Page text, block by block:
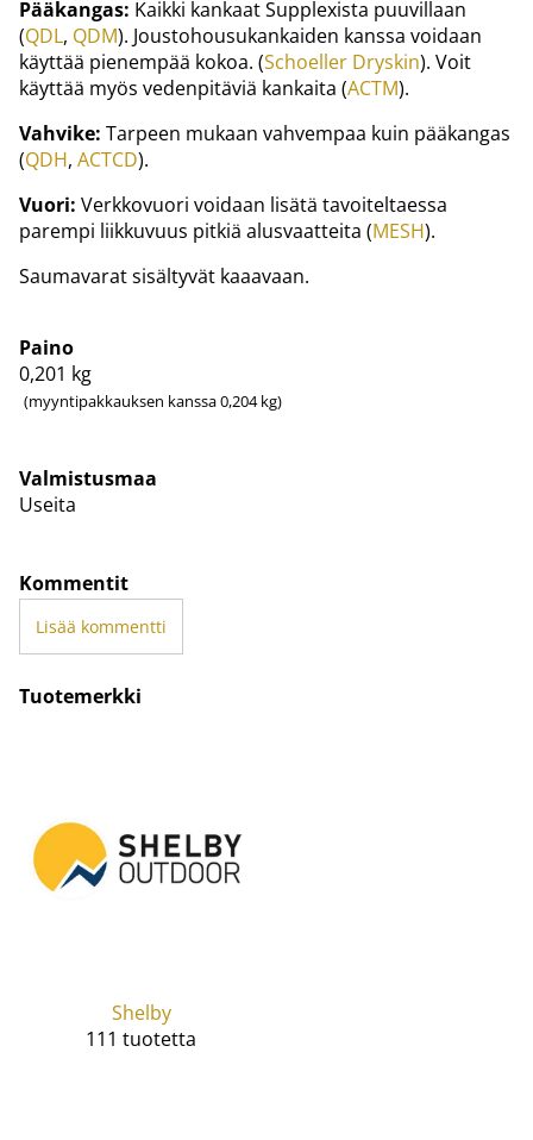
Pääkangas: Kaikki kankaat Supplexista puuvillaan
(QDL, QDM). Joustohousukankaiden kanssa voidaan
käyttää pienempää kokoa. (Schoeller Dryskin). Voit
käyttää myös vedenpitäviä kankaita (ACTM).
Vahvike: Tarpeen mukaan vahvempaa kuin pääkangas
(QDH, ACTCD).
Vuori: Verkkovuori voidaan lisätä tavoiteltaessa
parempi liikkuvuus pitkiä alusvaatteita (MESH).
Saumavarat sisältyvät kaaavaan.
Paino
0,201 kg
(myyntipakkauksen kanssa 0,204 kg)
Valmistusmaa
Useita
Kommentit
Lisää kommentti
Tuotemerkki
Shelby
111 tuotetta